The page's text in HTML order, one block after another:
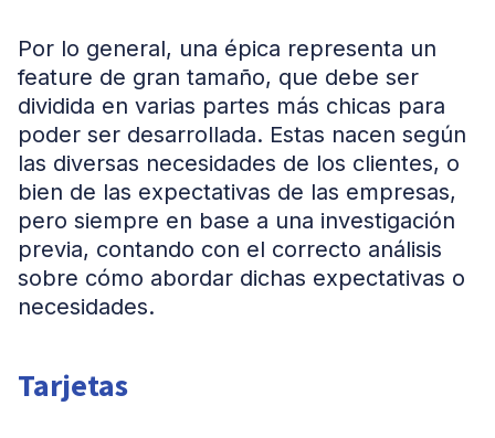
Por lo general, una épica representa un
feature de gran tamaño, que debe ser
dividida en varias partes más chicas para
poder ser desarrollada. Estas nacen según
las diversas necesidades de los clientes, o
bien de las expectativas de las empresas,
pero siempre en base a una investigación
previa, contando con el correcto análisis
sobre cómo abordar dichas expectativas o
necesidades.
Tarjetas